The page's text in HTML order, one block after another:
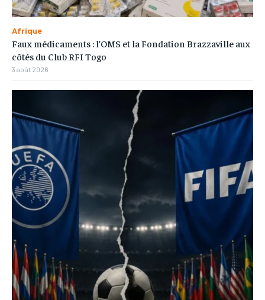
Afrique
Faux médicaments : l’OMS et la Fondation Brazzaville aux
côtés du Club RFI Togo
3 août 2026